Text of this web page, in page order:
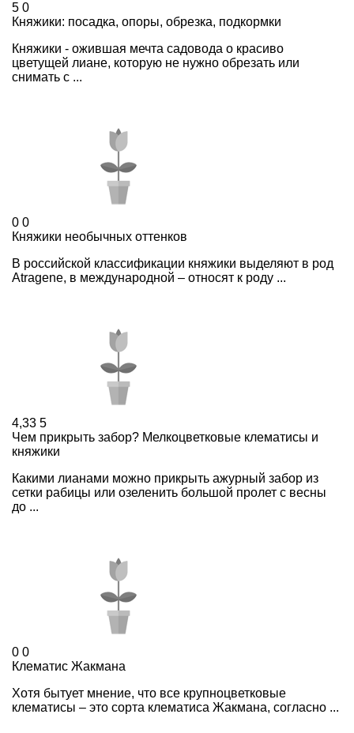
5 0
Княжики: посадка, опоры, обрезка, подкормки
Княжики - ожившая мечта садовода о красиво
цветущей лиане, которую не нужно обрезать или
снимать с ...
0 0
Княжики необычных оттенков
В российской классификации княжики выделяют в род
Atragene, в международной – относят к роду ...
4,33 5
Чем прикрыть забор? Мелкоцветковые клематисы и
княжики
Какими лианами можно прикрыть ажурный забор из
сетки рабицы или озеленить большой пролет с весны
до ...
0 0
Клематис Жакмана
Хотя бытует мнение, что все крупноцветковые
клематисы – это сорта клематиса Жакмана, согласно ...